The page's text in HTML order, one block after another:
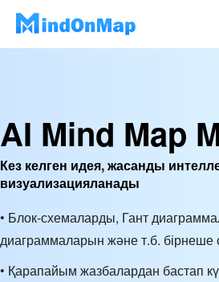
AI Mind Map
Кез келген идея, жасанды
визуализацияланады
• Блок-схемаларды, Гант
диаграммаларын және т.б. бірнеше
• Қарапайым жазбалардан бастап